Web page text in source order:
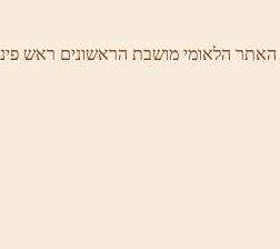
האתר הלאומי מושבת הראשונים ראש